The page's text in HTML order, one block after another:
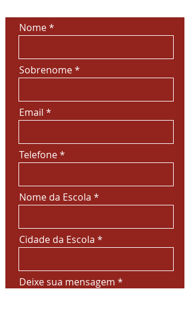
Nome
Sobrenome
Email
Telefone
Nome da Escola
Cidade da Escola
Deixe sua mensagem